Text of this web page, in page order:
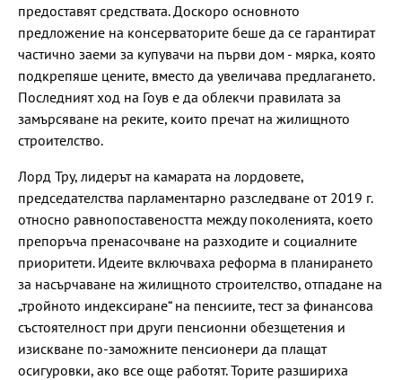
предоставят средствата. Доскоро основното
предложение на консерваторите беше да се гарантират
частично заеми за купувачи на първи дом - мярка, която
подкрепяше цените, вместо да увеличава предлагането.
Последният ход на Гоув е да облекчи правилата за
замърсяване на реките, които пречат на жилищното
строителство.
Лорд Тру, лидерът на камарата на лордовете,
председателства парламентарно разследване от 2019 г.
относно равнопоставеността между поколенията, което
препоръча пренасочване на разходите и социалните
приоритети. Идеите включваха реформа в планирането
за насърчаване на жилищното строителство, отпадане на
„тройното индексиране“ на пенсиите, тест за финансова
състоятелност при други пенсионни обезщетения и
изискване по-заможните пенсионери да плащат
осигуровки, ако все още работят. Торите разшириха